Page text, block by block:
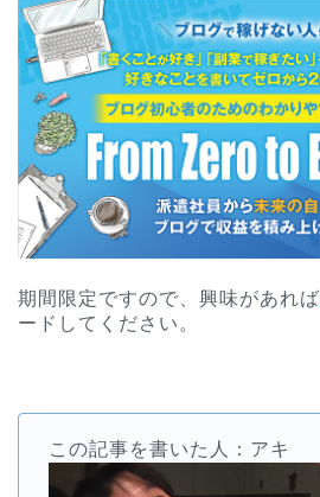
期間限定ですので、興味があれば
ードしてください。
この記事を書いた人：アキ